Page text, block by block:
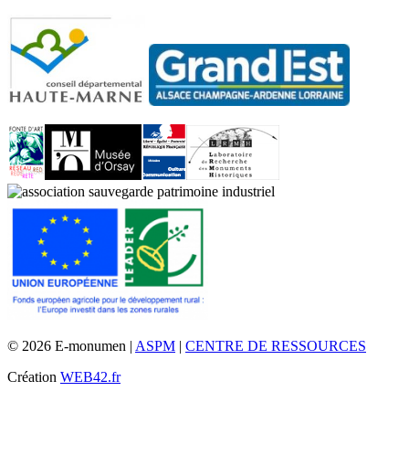
© 2026 E-monumen | ASPM | CENTRE DE RESSOURCES
Création WEB42.fr